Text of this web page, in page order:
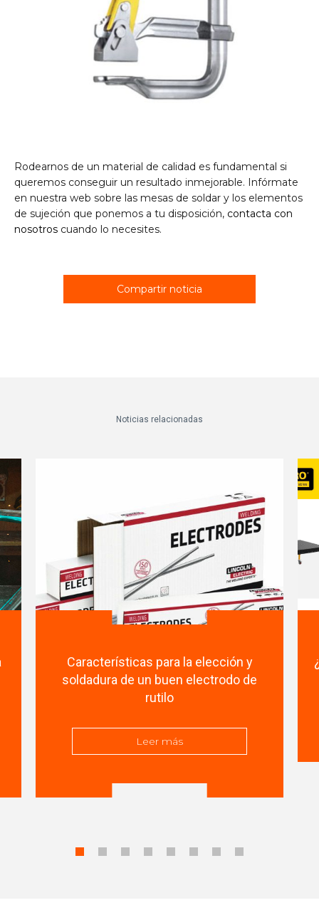
Rodearnos de un material de calidad es fundamental si
queremos conseguir un resultado inmejorable. Infórmate
en nuestra web sobre las mesas de soldar y los elementos
de sujeción que ponemos a tu disposición, contacta con
nosotros cuando lo necesites.
Compartir noticia
Noticias relacionadas
Características para la elección y
soldadura de un buen electrodo de
rutilo
Leer más